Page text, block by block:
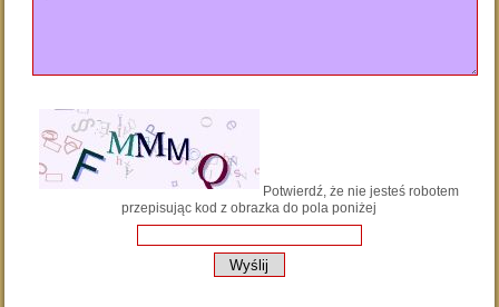
Potwierdź, że nie jesteś robotem
przepisując kod z obrazka do pola poniżej